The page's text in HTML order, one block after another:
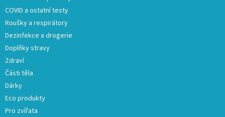
COVID a ostatní testy
Roušky a respirátory
Dezinfekce a drogerie
Doplňky stravy
Zdraví
Části těla
Dárky
Eco produkty
Pro zvířata